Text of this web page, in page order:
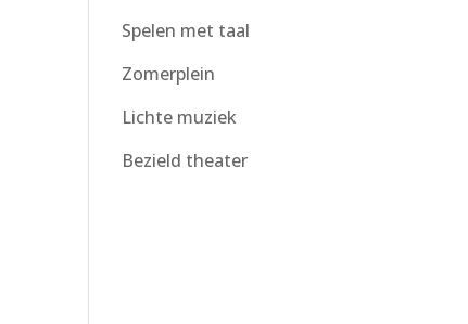
Spelen met taal
Zomerplein
Lichte muziek
Bezield theater